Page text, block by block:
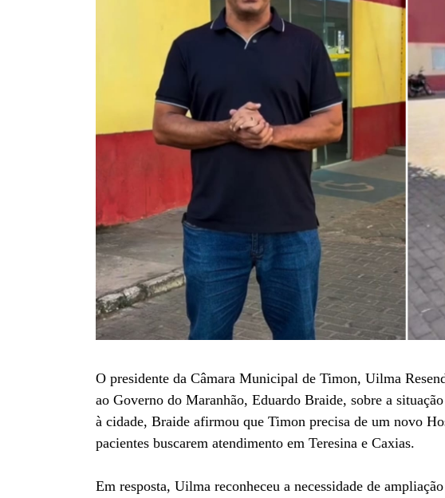
O presidente da Câmara Municipal de Timon, Uilma
ao Governo do Maranhão, Eduardo Braide, sobre a
à cidade, Braide afirmou que Timon precisa de um novo
pacientes buscarem atendimento em Teresina e Caxias.
Em resposta, Uilma reconheceu a necessidade de